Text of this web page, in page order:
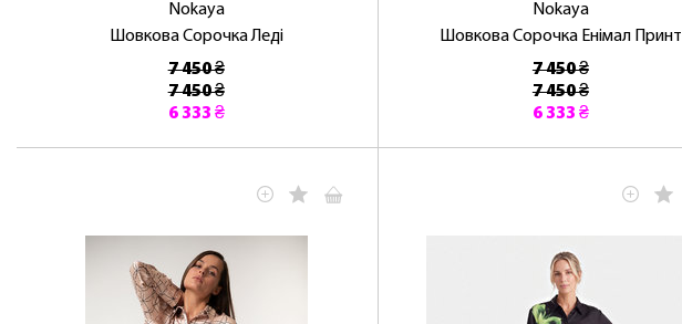
Nokaya
Шовкова Сорочка Леді
7 450 ₴
7 450 ₴
6 333 ₴
Nokaya
Шовкова Сорочка Енімал Принт
7 450 ₴
7 450 ₴
6 333 ₴